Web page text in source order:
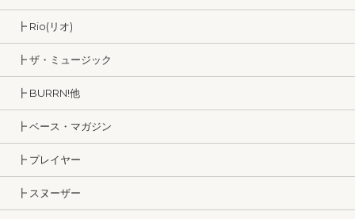
┣ Rio(リオ)
┣ ザ・ミュージック
┣ BURRN!他
┣ ベース・マガジン
┣ プレイヤー
┣ スヌーザー